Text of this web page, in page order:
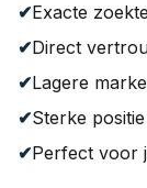
✔Exacte
✔Direct
✔Lagere
✔Sterke
✔Perfect voor